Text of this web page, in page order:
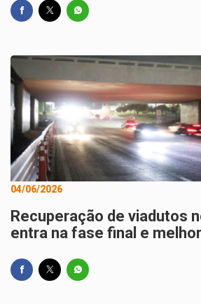
04/06/2026
Recuperação de viadutos
entra na fase final e